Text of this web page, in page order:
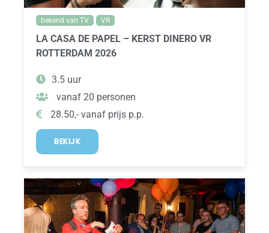
bekend van TV VR
LA CASA DE PAPEL – KERST DINERO VR
ROTTERDAM 2026
3.5 uur
vanaf 20 personen
28.50,- vanaf prijs p.p.
BEKIJK